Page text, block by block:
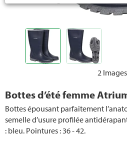
2 Images
Bottes d’été femme
Bottes épousant parfaitement
semelle d’usure profilée
: bleu. Pointures : 36 - 42.